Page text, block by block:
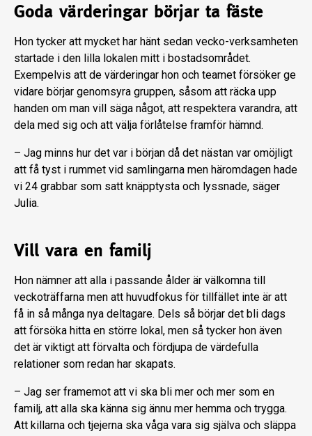
Goda värderingar börjar ta fäste
Hon tycker att mycket har hänt sedan vecko-verksamheten
startade i den lilla lokalen mitt i bostadsområdet.
Exempelvis att de värderingar hon och teamet försöker ge
vidare börjar genomsyra gruppen, såsom att räcka upp
handen om man vill säga något, att respektera varandra, att
dela med sig och att välja förlåtelse framför hämnd.
– Jag minns hur det var i början då det nästan var omöjligt
att få tyst i rummet vid samlingarna men häromdagen hade
vi 24 grabbar som satt knäpptysta och lyssnade, säger
Julia.
Vill vara en familj
Hon nämner att alla i passande ålder är välkomna till
veckoträffarna men att huvudfokus för tillfället inte är att
få in så många nya deltagare. Dels så börjar det bli dags
att försöka hitta en större lokal, men så tycker hon även
det är viktigt att förvalta och fördjupa de värdefulla
relationer som redan har skapats.
– Jag ser framemot att vi ska bli mer och mer som en
familj, att alla ska känna sig ännu mer hemma och trygga.
Att killarna och tjejerna ska våga vara sig själva och släppa